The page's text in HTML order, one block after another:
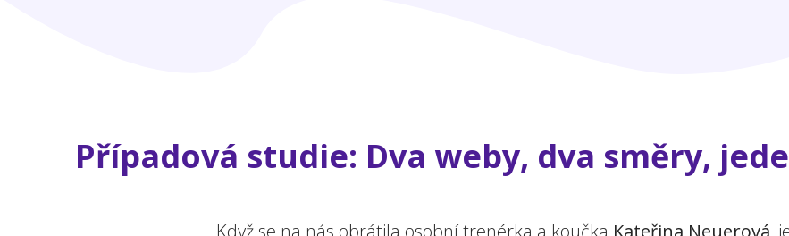
Případová studie: Dva weby, dva směry,